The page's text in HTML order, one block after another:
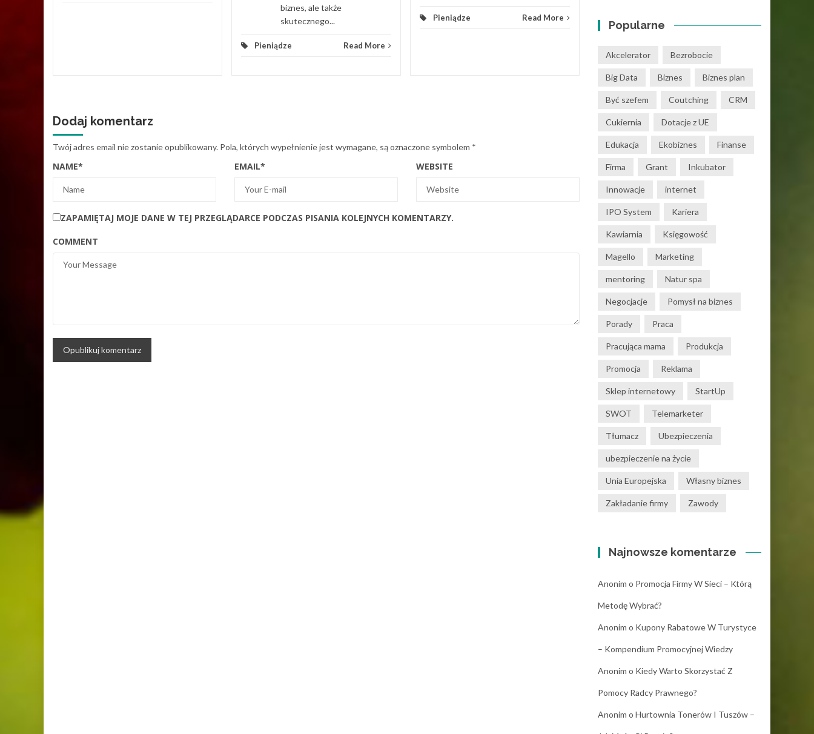
biznes, ale także
skutecznego...
Pieniądze Read More
Pieniądze Read More
Dodaj komentarz
Twój adres email nie zostanie opublikowany. Pola, których wypełnienie jest wymagane, są oznaczone symbolem *
NAME* EMAIL* WEBSITE
ZAPAMIĘTAJ MOJE DANE W TEJ PRZEGLĄDARCE PODCZAS PISANIA KOLEJNYCH KOMENTARZY.
COMMENT
Popularne
Akcelerator Bezrobocie
Big Data Biznes Biznes plan
Być szefem Coutching CRM
Cukiernia Dotacje z UE
Edukacja Ekobiznes Finanse
Firma Grant Inkubator
Innowacje internet
IPO System Kariera
Kawiarnia Księgowość
Magello Marketing
mentoring Natur spa
Negocjacje Pomysł na biznes
Porady Praca
Pracująca mama Produkcja
Promocja Reklama
Sklep internetowy StartUp
SWOT Telemarketer
Tłumacz Ubezpieczenia
ubezpieczenie na życie
Unia Europejska Własny biznes
Zakładanie firmy Zawody
Najnowsze komentarze
Anonim o Promocja Firmy W Sieci – Którą
Metodę Wybrać?
Anonim o Kupony Rabatowe W Turystyce
– Kompendium Promocyjnej Wiedzy
Anonim o Kiedy Warto Skorzystać Z
Pomocy Radcy Prawnego?
Anonim o Hurtownia Tonerów I Tuszów –